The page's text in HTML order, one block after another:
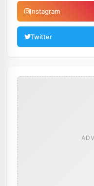
Instagram
Twitter